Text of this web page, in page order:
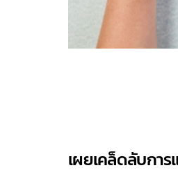
เผยเคล็ดลับกา